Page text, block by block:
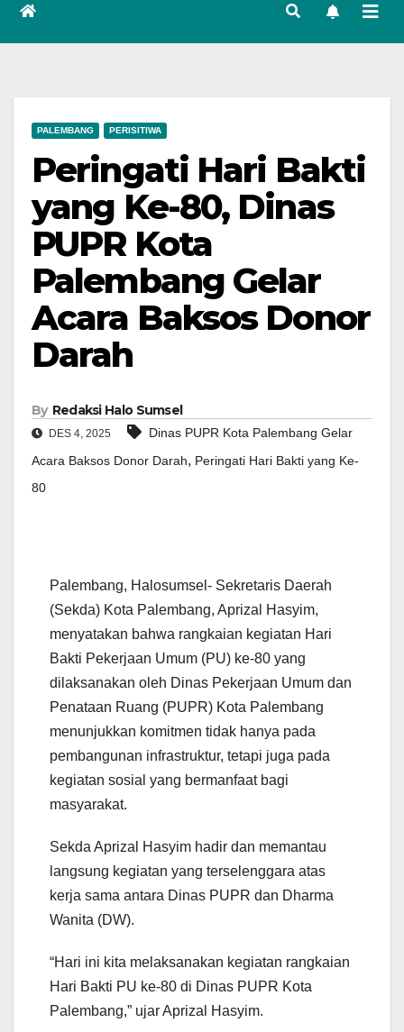
PALEMBANG PERISITIWA
Peringati Hari Bakti
yang Ke-80, Dinas
PUPR Kota
Palembang Gelar
Acara Baksos Donor
Darah
By Redaksi Halo Sumsel
DES 4, 2025
Dinas PUPR Kota Palembang Gelar
Acara Baksos Donor Darah, Peringati Hari Bakti yang Ke-
80
Palembang, Halosumsel- Sekretaris Daerah
(Sekda) Kota Palembang, Aprizal Hasyim,
menyatakan bahwa rangkaian kegiatan Hari
Bakti Pekerjaan Umum (PU) ke-80 yang
dilaksanakan oleh Dinas Pekerjaan Umum dan
Penataan Ruang (PUPR) Kota Palembang
menunjukkan komitmen tidak hanya pada
pembangunan infrastruktur, tetapi juga pada
kegiatan sosial yang bermanfaat bagi
masyarakat.
Sekda Aprizal Hasyim hadir dan memantau
langsung kegiatan yang terselenggara atas
kerja sama antara Dinas PUPR dan Dharma
Wanita (DW).
“Hari ini kita melaksanakan kegiatan rangkaian
Hari Bakti PU ke-80 di Dinas PUPR Kota
Palembang,” ujar Aprizal Hasyim.